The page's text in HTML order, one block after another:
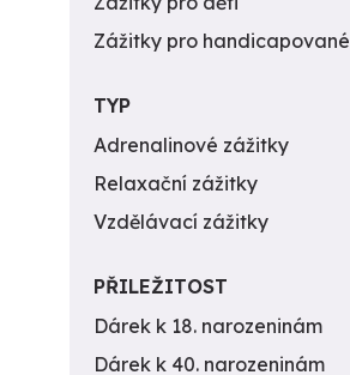
Zážitky pro handicapované
TYP
Adrenalinové zážitky
Relaxační zážitky
Vzdělávací zážitky
PŘILEŽITOST
Dárek k 18. narozeninám
Dárek k 40. narozeninám